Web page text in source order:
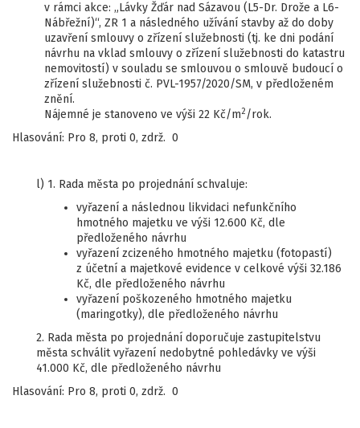
v rámci akce: „Lávky Žďár nad Sázavou (L5-Dr. Drože a L6-
Nábřežní)“, ZR 1 a následného užívání stavby až do doby
uzavření smlouvy o zřízení služebnosti (tj. ke dni podání
návrhu na vklad smlouvy o zřízení služebnosti do katastru
nemovitostí) v souladu se smlouvou o smlouvě budoucí o
zřízení služebnosti č. PVL-1957/2020/SM, v předloženém
znění.
Nájemné je stanoveno ve výši 22 Kč/m2 /rok.
Hlasování: Pro 8, proti 0, zdrž. 0
l) 1. Rada města po projednání schvaluje:
vyřazení a následnou likvidaci nefunkčního
hmotného majetku ve výši 12.600 Kč, dle
předloženého návrhu
vyřazení zcizeného hmotného majetku (fotopastí)
z účetní a majetkové evidence v celkové výši 32.186
Kč, dle předloženého návrhu
vyřazení poškozeného hmotného majetku
(maringotky), dle předloženého návrhu
2. Rada města po projednání doporučuje zastupitelstvu
města schválit vyřazení nedobytné pohledávky ve výši
41.000 Kč, dle předloženého návrhu
Hlasování: Pro 8, proti 0, zdrž. 0